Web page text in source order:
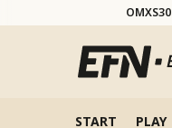
OMXS30
START PLAY